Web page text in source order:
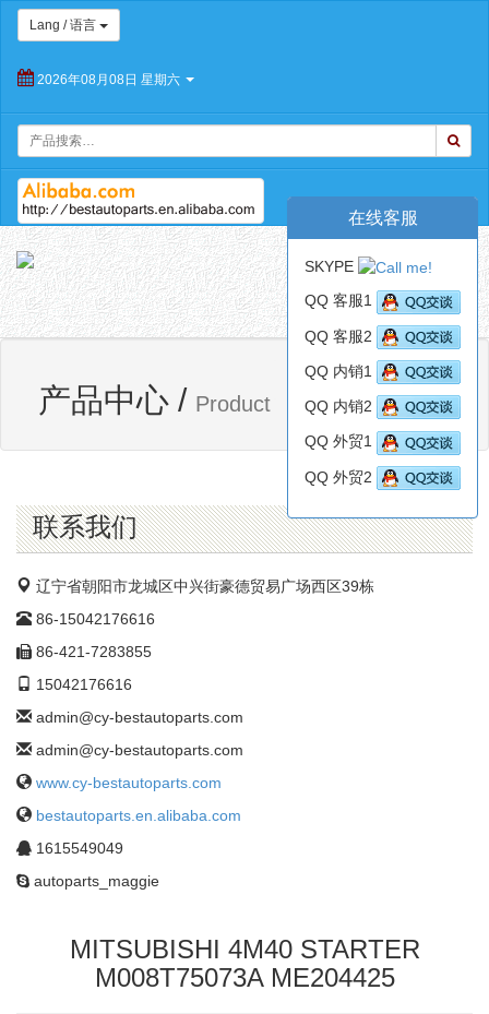
Lang / 语言
2026年08月08日 星期六
朝
阳
百
思
特
车
配
有
司
产品中心 / Product
网站首页 产品中心
联系我们
辽宁省朝阳市龙城区中兴街豪德贸易广场西区39栋
86-15042176616
86-421-7283855
15042176616
admin@cy-bestautoparts.com
admin@cy-bestautoparts.com
www.cy-bestautoparts.com
bestautoparts.en.alibaba.com
1615549049
autoparts_maggie
MITSUBISHI 4M40 STARTER
M008T75073A ME204425
在线客服
SKYPE
QQ 客服1
QQ 客服2
QQ 内销1
QQ 内销2
QQ 外贸1
QQ 外贸2